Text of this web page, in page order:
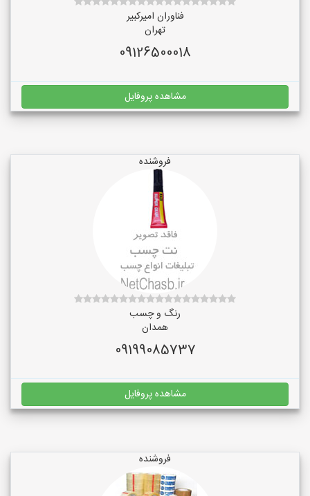
فناوران امیرکبیر
تهران
09126500018
مشاهده پروفایل
فروشنده
رنگ و چسب
همدان
09199085737
مشاهده پروفایل
فروشنده